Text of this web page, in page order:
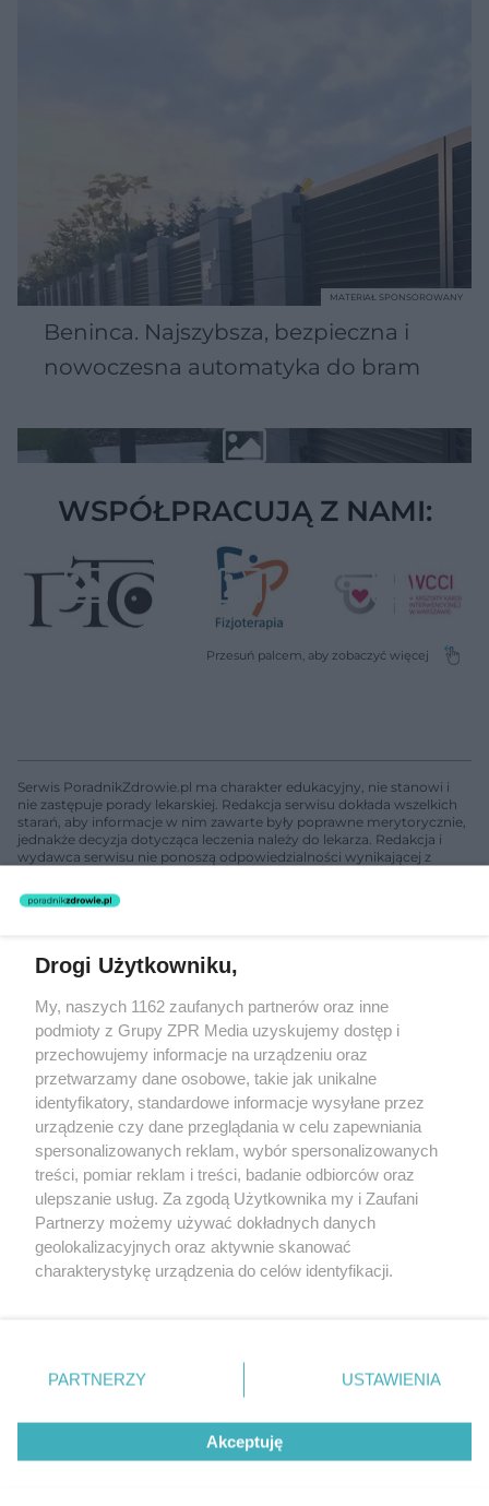
Beninca. Najszybsza, bezpieczna i
nowoczesna automatyka do bram
MATERIAŁ SPONSOROWANY
WSPÓŁPRACUJĄ Z NAMI:
Serwis PoradnikZdrowie.pl ma charakter edukacyjny, nie stanowi i
nie zastępuje porady lekarskiej. Redakcja serwisu dokłada wszelkich
starań, aby informacje w nim zawarte były poprawne merytorycznie,
jednakże decyzja dotycząca leczenia należy do lekarza. Redakcja i
wydawca serwisu nie ponoszą odpowiedzialności wynikającej z
nie prowadzi działalności leczniczej polegającej na udzielaniu
świadczeń zdrowotnych w rozumieniu art. 3 ust 1 ustawy o
Żaden utwór zamieszczony w serwisie nie może być powielany i
rozpowszechniany lub dalej rozpowszechniany w jakikolwiek sposób
(w tym także elektroniczny lub mechaniczny) na jakimkolwiek polu
eksploatacji w jakiejkolwiek formie, włącznie z umieszczaniem w
Internecie bez pisemnej zgody właściciela praw. Jakiekolwiek użycie
lub wykorzystanie utworów w całości lub w części z naruszeniem
prawa, tzn. bez właściwej zgody, jest zabronione pod groźbą kary i
może być ścigane prawnie.
O nas
Nasze serwisy
Drogi Użytkowniku,
My, naszych 1162 zaufanych partnerów oraz inne
podmioty z Grupy ZPR Media uzyskujemy dostęp i
przechowujemy informacje na urządzeniu oraz
przetwarzamy dane osobowe, takie jak unikalne
identyfikatory, standardowe informacje wysyłane przez
urządzenie czy dane przeglądania w celu zapewniania
spersonalizowanych reklam, wybór spersonalizowanych
treści, pomiar reklam i treści, badanie odbiorców oraz
ulepszanie usług. Za zgodą Użytkownika my i Zaufani
Partnerzy możemy używać dokładnych danych
geolokalizacyjnych oraz aktywnie skanować
charakterystykę urządzenia do celów identyfikacji.
zmienić/wycofać klikając przycisk ustawień prywatności
znajdujący się w lewym dolnym rogu strony
rodzaje przetwarzania danych nie wymagają zgody
użytkownika, ale masz prawo sprzeciwić się takiemu
przetwarzaniu. Preferencje będą miały zastosowanie tylko
PARTNERZY USTAWIENIA
Akceptuję